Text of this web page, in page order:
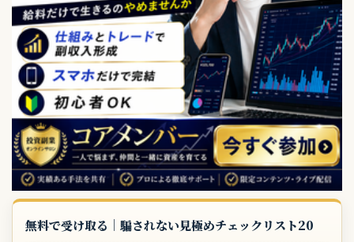
無料で受け取る｜騙されない見極めチェックリスト20